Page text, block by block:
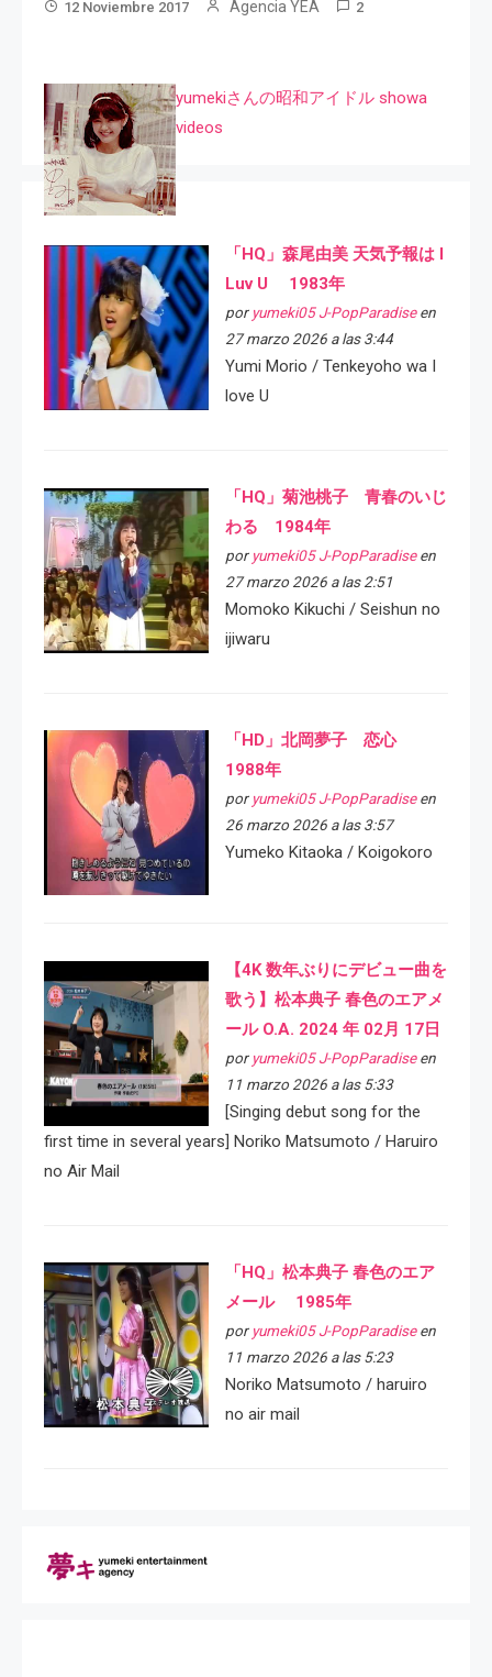
12 Noviembre 2017 Agencia YEA 2
yumekiさんの昭和アイドル showa
videos
「HQ」森尾由美 天気予報は I
Luv U 1983年
por yumeki05 J-PopParadiseen
27 marzo 2026 a las 3:44
Yumi Morio / Tenkeyoho wa I
love U
「HQ」菊池桃子 青春のいじ
わる 1984年
por yumeki05 J-PopParadiseen
27 marzo 2026 a las 2:51
Momoko Kikuchi / Seishun no
ijiwaru
「HD」北岡夢子 恋心
1988年
por yumeki05 J-PopParadiseen
26 marzo 2026 a las 3:57
Yumeko Kitaoka / Koigokoro
【4K 数年ぶりにデビュー曲を
歌う】松本典子 春色のエアメ
ール O.A. 2024 年 02月 17日
por yumeki05 J-PopParadiseen
11 marzo 2026 a las 5:33
[Singing debut song for the
first time in several years] Noriko Matsumoto / Haruiro
no Air Mail
「HQ」松本典子 春色のエア
メール 1985年
por yumeki05 J-PopParadiseen
11 marzo 2026 a las 5:23
Noriko Matsumoto / haruiro
no air mail